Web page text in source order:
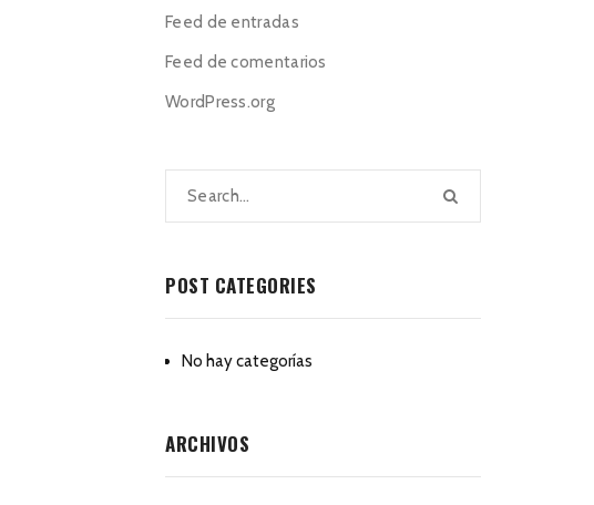
Feed de entradas
Feed de comentarios
WordPress.org
POST CATEGORIES
No hay categorías
ARCHIVOS